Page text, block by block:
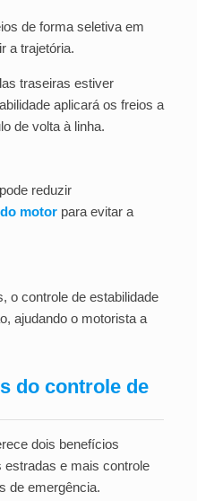
de forma seletiva em
a trajetória.
traseiras estiver
aplicará os freios a
de volta à linha.
reduzir
motorpara evitar a
o controle de estabilidade
ajudando o motorista a
do controle de
dois benefícios
e mais controle
de emergência.